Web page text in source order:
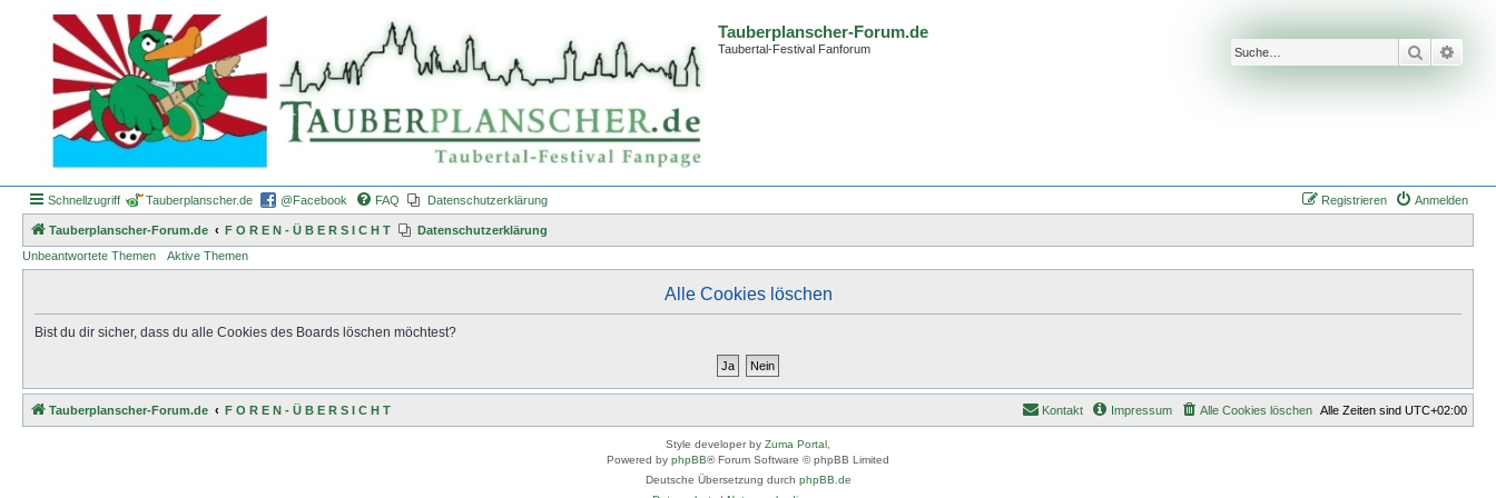
Tauberplanscher-Forum.de
Taubertal-Festival Fanforum Suche
Schnellzugriff Tauberplanscher.de @Facebook FAQ Datenschutzerklärung Anmelden
Registrieren
Tauberplanscher-Forum.de F O R E N - Ü B E R S I C H T
Datenschutzerklärung
Unbeantwortete Themen
Aktive Themen
Alle Cookies löschen
Bist du dir sicher, dass du alle Cookies des Boards löschen möchtest?
Tauberplanscher-Forum.de F O R E N - Ü B E R S I C H T Alle Zeiten sind UTC+02:00
Alle Cookies löschen
Impressum
Kontakt
Style developer by Zuma Portal
Powered by phpBB® Forum Software © phpBB Limited
Deutsche Übersetzung durch phpBB.de